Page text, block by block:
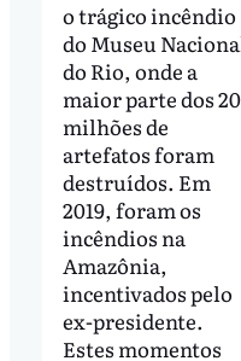
o trágico incêndio
do Museu
do Rio, onde a
maior parte dos 20
milhões de
artefatos foram
destruídos. Em
2019, foram os
incêndios na
Amazônia,
incentivados pelo
ex-presidente.
Estes momentos